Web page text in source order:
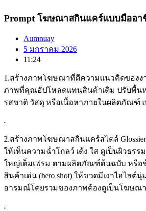
Prompt โฆษณาสกินแคร์แบบมืออา
Aumnuay
5 มกราคม 2026
11:24
1.สร้างภาพโฆษณาที่ตีความแนวคิดของง
ภาพที่คุณอัปโหลดแทนสินค้าเดิม ปรับพื้น
รสชาติ วัสดุ หรือเนื้อหาภายในผลิตภัณฑ์
.
2.สร้างภาพโฆษณาสกินแคร์สไตล์
ให้เห็นความฉ่ำโกลว์ เด้ง ใส ดูเป็นผิวธร
ใหญ่เต็มเฟรม ตามผลิตภัณฑ์ต้นฉบับ หรือข้
สินค้าเด่น (hero shot) ให้ขวดมีเงาไฮไ
อารมณ์โดยรวมของภาพต้องดูเป็นโฆษณา
.